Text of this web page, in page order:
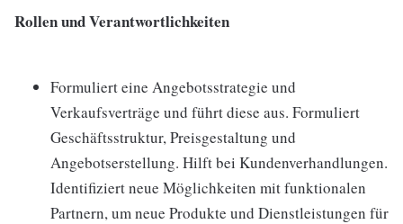
Rollen und Verantwortlichkeiten
Formuliert eine Angebotsstrategie und
Verkaufsverträge und führt diese aus. Formuliert
Geschäftsstruktur, Preisgestaltung und
Angebotserstellung. Hilft bei Kundenverhandlungen.
Identifiziert neue Möglichkeiten mit funktionalen
Partnern, um neue Produkte und Dienstleistungen für